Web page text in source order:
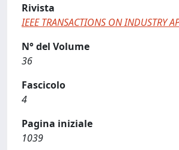
Rivista
IEEE TRANSACTIONS ON INDUSTRY
N° del Volume
36
Fascicolo
4
Pagina iniziale
1039